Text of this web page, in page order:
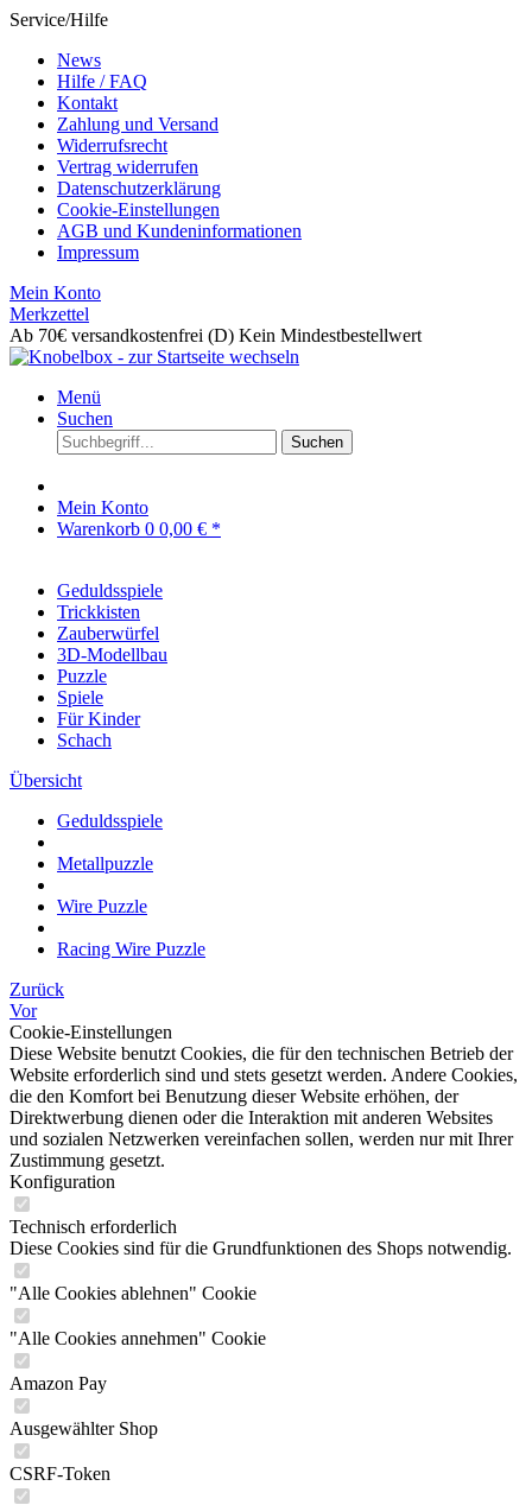
Service/Hilfe
News
Hilfe / FAQ
Kontakt
Zahlung und Versand
Widerrufsrecht
Vertrag widerrufen
Datenschutzerklärung
Cookie-Einstellungen
AGB und Kundeninformationen
Impressum
Mein Konto
Merkzettel
Ab 70€ versandkostenfrei (D) Kein Mindestbestellwert
Menü
Suchen
Suchen
Mein Konto
Warenkorb 0 0,00 € *
Geduldsspiele
Trickkisten
Zauberwürfel
3D-Modellbau
Puzzle
Spiele
Für Kinder
Schach
Übersicht
Geduldsspiele
Metallpuzzle
Wire Puzzle
Racing Wire Puzzle
Zurück
Vor
Cookie-Einstellungen
Diese Website benutzt Cookies, die für den technischen Betrieb der
Website erforderlich sind und stets gesetzt werden. Andere Cookies,
die den Komfort bei Benutzung dieser Website erhöhen, der
Direktwerbung dienen oder die Interaktion mit anderen Websites
und sozialen Netzwerken vereinfachen sollen, werden nur mit Ihrer
Zustimmung gesetzt.
Konfiguration
Technisch erforderlich
Diese Cookies sind für die Grundfunktionen des Shops notwendig.
"Alle Cookies ablehnen" Cookie
"Alle Cookies annehmen" Cookie
Amazon Pay
Ausgewählter Shop
CSRF-Token